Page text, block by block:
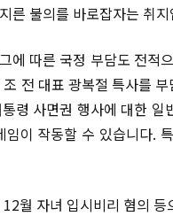
른 불의를 바로잡자는 취
에 따른 국정 부담도 전적
전 대표 광복절 특사를
령 사면권 행사에 대한 일
이 작동할 수 있습니다.
월 자녀 입시비리 혐의 등